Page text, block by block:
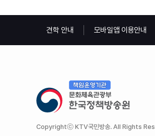
견학 안내 모바일앱 이용안내
Copyrightⓒ KTV국민방송. All Rights